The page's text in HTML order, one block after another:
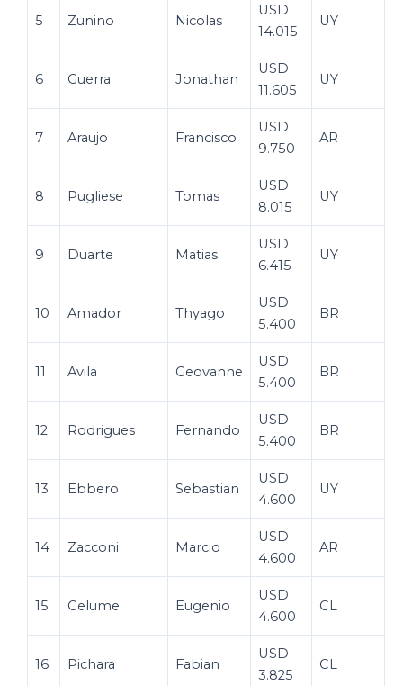
5 Zunino Nicolas
USD
14.015
UY
6 Guerra Jonathan
USD
11.605
UY
7 Araujo Francisco
USD
9.750
AR
8 Pugliese Tomas
USD
8.015
UY
9 Duarte Matias
USD
6.415
UY
10 Amador Thyago
USD
5.400
BR
11 Avila Geovanne
USD
5.400
BR
12 Rodrigues Fernando
USD
5.400
BR
13 Ebbero Sebastian
USD
4.600
UY
14 Zacconi Marcio
USD
4.600
AR
15 Celume Eugenio
USD
4.600
CL
16 Pichara Fabian
USD
3.825
CL